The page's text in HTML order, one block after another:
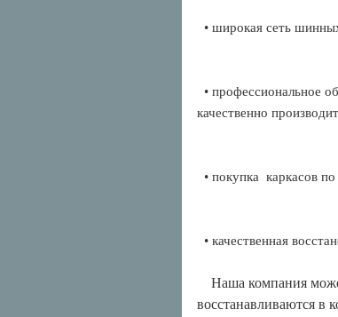
• широкая сеть
• профессиональное
качественно
• покупка каркасов
• качественная
Наша компания
восстанавливаются в